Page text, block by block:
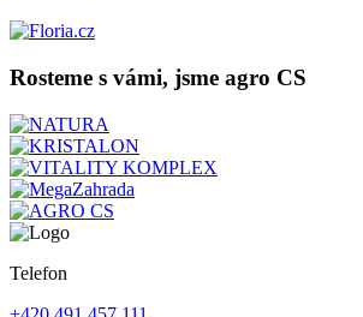
Rosteme s vámi, jsme agro CS
Telefon